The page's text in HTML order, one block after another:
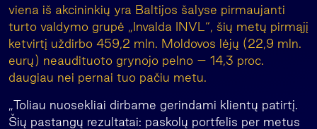
viena iš akcininkių yra Baltijos šalyse pirmaujanti
turto valdymo grupė „Invalda INVL“, šių metų pirmąjį
ketvirtį uždirbo 459,2 mln. Moldovos lėjų (22,9 mln.
eurų) neaudituoto grynojo pelno – 14,3 proc.
daugiau nei pernai tuo pačiu metu.
„Toliau nuosekliai dirbame gerindami klientų patirtį.
Šių pastangų rezultatai: paskolų portfelis per metus